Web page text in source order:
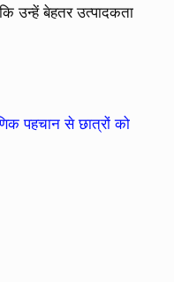
उन्हें बेहतर उत्पादकता
पहचान से छात्रों को